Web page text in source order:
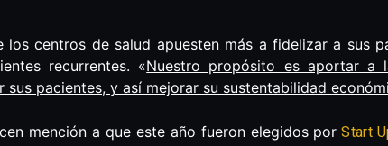
centros de salud apuesten más a fidelizar a sus
recurrentes. «Nuestro propósito es aportar a
pacientes, y así mejorar su sustentabilidad
mención a que este año fueron elegidos por Start